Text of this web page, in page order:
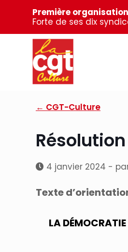
Première
Forte de ses dix
← CGT-Culture
4 janvier 2024 -
Texte
LA